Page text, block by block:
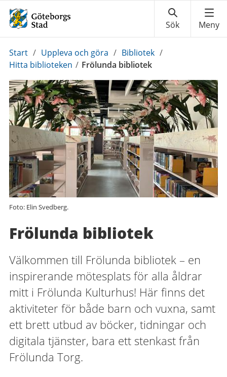
Du
är
Start / Uppleva och göra / Bibliotek /
Hitta biblioteken / Frölunda bibliotek
Foto: Elin Svedberg.
Frölunda bibliotek
Välkommen till Frölunda bibliotek – en
inspirerande mötesplats för alla åldrar
mitt i Frölunda Kulturhus! Här finns det
aktiviteter för både barn och vuxna, samt
ett brett utbud av böcker, tidningar och
digitala tjänster, bara ett stenkast från
Frölunda Torg.